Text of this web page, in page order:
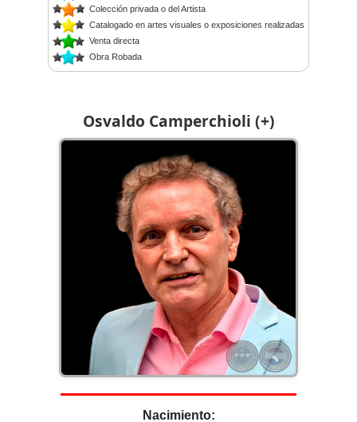
Osvaldo Camperchioli (+)
Nacimiento:
Colección privada o del Artista
Catalogado en artes visuales o exposiciones realizadas
Venta directa
Obra Robada